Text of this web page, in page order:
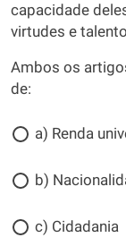
capacidade
virtudes e
Ambos os
de:
a) Renda
b)
c) Cidadania